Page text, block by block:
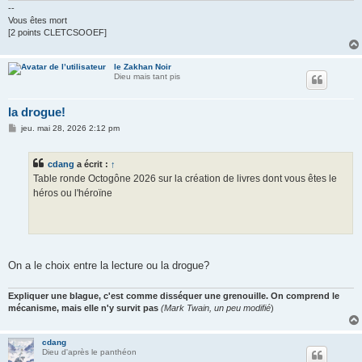
--
Vous êtes mort
[2 points CLETCSOOEF]
le Zakhan Noir
Dieu mais tant pis
la drogue!
Mjeu. mai 28, 2026 2:12 pm
cdang a écrit : ↑
Table ronde Octogône 2026 sur la création de livres dont vous êtes le
héros ou l'héroïne
On a le choix entre la lecture ou la drogue?
Expliquer une blague, c'est comme disséquer une grenouille. On comprend le
mécanisme, mais elle n'y survit pas (Mark Twain, un peu modifié)
cdang
Dieu d'après le panthéon